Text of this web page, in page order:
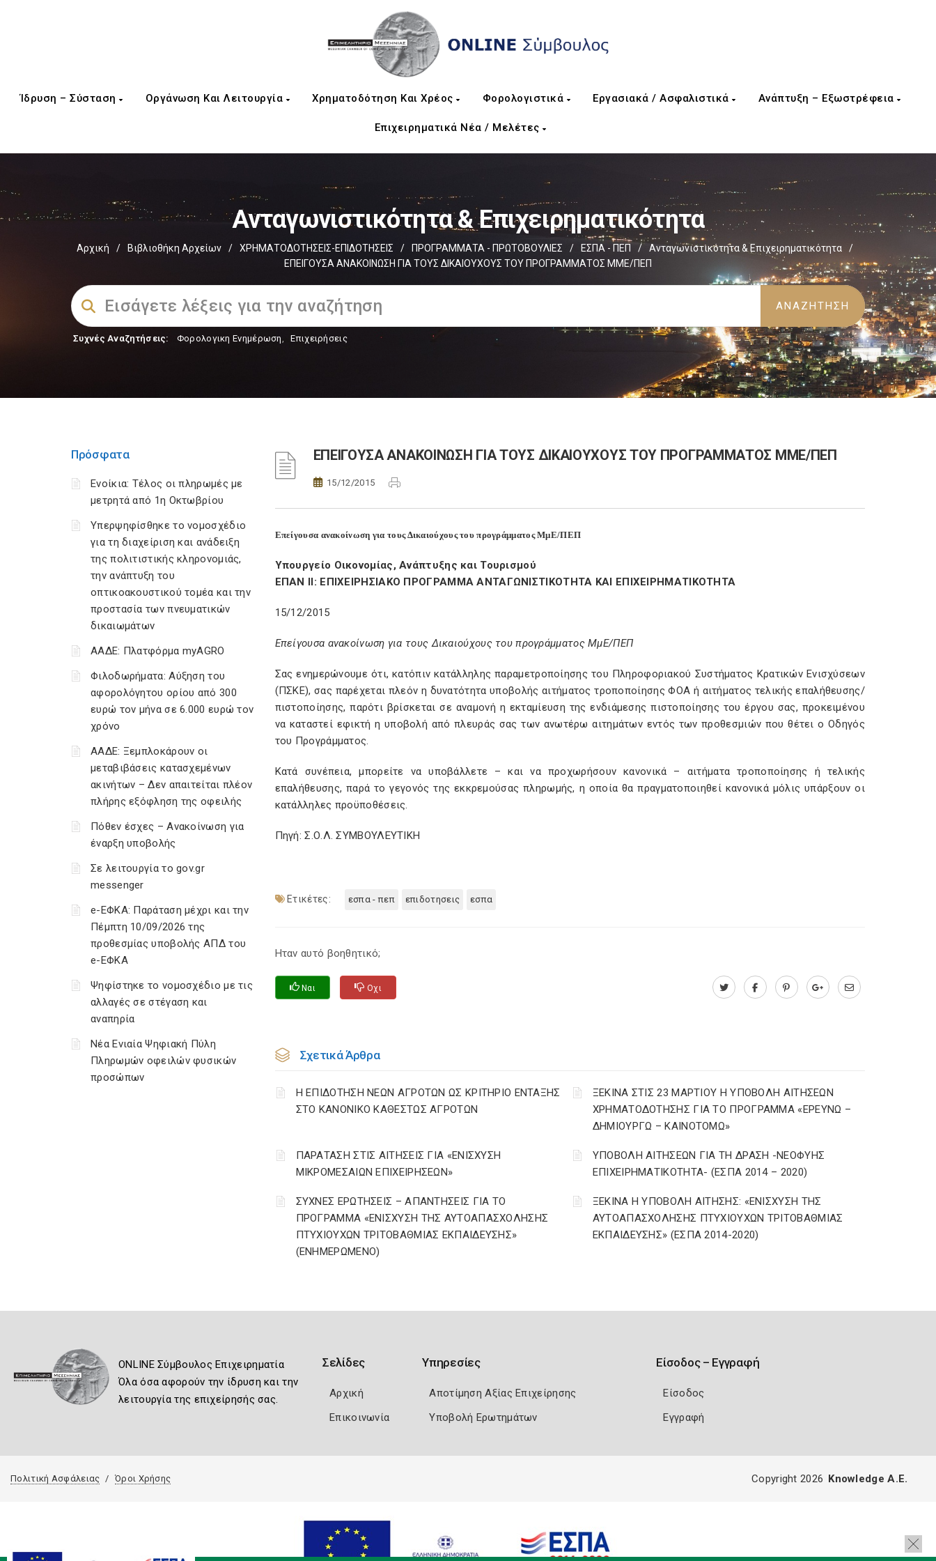
Ίδρυση – Σύσταση Οργάνωση Και Λειτουργία Χρηματοδότηση Και Χρέος Φορολογιστικά Εργασιακά / Ασφαλιστικά Ανάπτυξη – Εξωστρέφεια
Επιχειρηματικά Νέα / Μελέτες
Ανταγωνιστικότητα & Επιχειρηματικότητα
Αρχική / Βιβλιοθήκη Αρχείων / ΧΡΗΜΑΤΟΔΟΤΗΣΕΙΣ-ΕΠΙΔΟΤΗΣΕΙΣ / ΠΡΟΓΡΑΜΜΑΤΑ - ΠΡΩΤΟΒΟΥΛΙΕΣ / ΕΣΠΑ - ΠΕΠ / Ανταγωνιστικότητα & Επιχειρηματικότητα
/
ΕΠΕΙΓΟΥΣΑ ΑΝΑΚΟΙΝΩΣΗ ΓΙΑ ΤΟΥΣ ΔΙΚΑΙΟΥΧΟΥΣ ΤΟΥ ΠΡΟΓΡΑΜΜΑΤΟΣ ΜΜΕ/ΠΕΠ
Συχνές Αναζητήσεις: Φορολογικη Ενημέρωση, Επιχειρήσεις
Πρόσφατα
Ενοίκια: Τέλος οι πληρωμές με
μετρητά από 1η Οκτωβρίου
Υπερψηφίσθηκε το νομοσχέδιο
για τη διαχείριση και ανάδειξη
της πολιτιστικής κληρονομιάς,
την ανάπτυξη του
οπτικοακουστικού τομέα και την
προστασία των πνευματικών
δικαιωμάτων
ΑΑΔΕ: Πλατφόρμα myAGRO
Φιλοδωρήματα: Αύξηση του
αφορολόγητου ορίου από 300
ευρώ τον μήνα σε 6.000 ευρώ τον
χρόνο
ΑΑΔΕ: Ξεμπλοκάρουν οι
μεταβιβάσεις κατασχεμένων
ακινήτων – Δεν απαιτείται πλέον
πλήρης εξόφληση της οφειλής
Πόθεν έσχες – Ανακοίνωση για
έναρξη υποβολής
Σε λειτουργία το gov.gr
messenger
e-ΕΦΚΑ: Παράταση μέχρι και την
Πέμπτη 10/09/2026 της
προθεσμίας υποβολής ΑΠΔ του
e-ΕΦΚΑ
Ψηφίστηκε το νομοσχέδιο με τις
αλλαγές σε στέγαση και
αναπηρία
Νέα Ενιαία Ψηφιακή Πύλη
Πληρωμών οφειλών φυσικών
προσώπων
ΕΠΕΙΓΟΥΣΑ ΑΝΑΚΟΙΝΩΣΗ ΓΙΑ ΤΟΥΣ ΔΙΚΑΙΟΥΧΟΥΣ ΤΟΥ ΠΡΟΓΡΑΜΜΑΤΟΣ ΜΜΕ/ΠΕΠ
15/12/2015
Επείγουσα ανακοίνωση για τους Δικαιούχους του προγράμματος ΜμΕ/ΠΕΠ
Υπουργείο Οικονομίας, Ανάπτυξης και Τουρισμού
ΕΠΑΝ ΙΙ: ΕΠΙΧΕΙΡΗΣΙΑΚΟ ΠΡΟΓΡΑΜΜΑ ΑΝΤΑΓΩΝΙΣΤΙΚΟΤΗΤΑ ΚΑΙ ΕΠΙΧΕΙΡΗΜΑΤΙΚΟΤΗΤΑ
15/12/2015
Επείγουσα ανακοίνωση για τους Δικαιούχους του προγράμματος ΜμΕ/ΠΕΠ
Σας ενημερώνουμε ότι, κατόπιν κατάλληλης παραμετροποίησης του Πληροφοριακού Συστήματος Κρατικών Ενισχύσεων
(ΠΣΚΕ), σας παρέχεται πλεόν η δυνατότητα υποβολής αιτήματος τροποποίησης ΦΟΑ ή αιτήματος τελικής επαλήθευσης/
πιστοποίησης, παρότι βρίσκεται σε αναμονή η εκταμίευση της ενδιάμεσης πιστοποίησης του έργου σας, προκειμένου
να καταστεί εφικτή η υποβολή από πλευράς σας των ανωτέρω αιτημάτων εντός των προθεσμιών που θέτει ο Οδηγός
του Προγράμματος.
Κατά συνέπεια, μπορείτε να υποβάλλετε – και να προχωρήσουν κανονικά – αιτήματα τροποποίησης ή τελικής
επαλήθευσης, παρά το γεγονός της εκκρεμούσας πληρωμής, η οποία θα πραγματοποιηθεί κανονικά μόλις υπάρξουν οι
κατάλληλες προϋποθέσεις.
Πηγή: Σ.Ο.Λ. ΣΥΜΒΟΥΛΕΥΤΙΚΗ
Ετικέτες: εσπα - πεπ επιδοτησεις εσπα
Ηταν αυτό βοηθητικό;
Ναι Οχι
Σχετικά Άρθρα
Η ΕΠΙΔΟΤΗΣΗ ΝΕΩΝ ΑΓΡΟΤΩΝ ΩΣ ΚΡΙΤΗΡΙΟ ΕΝΤΑΞΗΣ
ΣΤΟ ΚΑΝΟΝΙΚΟ ΚΑΘΕΣΤΩΣ ΑΓΡΟΤΩΝ
ΞΕΚΙΝΑ ΣΤΙΣ 23 ΜΑΡΤΙΟΥ Η ΥΠΟΒΟΛΗ ΑΙΤΗΣΕΩΝ
ΧΡΗΜΑΤΟΔΟΤΗΣΗΣ ΓΙΑ ΤΟ ΠΡΟΓΡΑΜΜΑ «ΕΡΕΥΝΩ –
ΔΗΜΙΟΥΡΓΩ – ΚΑΙΝΟΤΟΜΩ»
ΠΑΡΑΤΑΣΗ ΣΤΙΣ ΑΙΤΗΣΕΙΣ ΓΙΑ «ΕΝΙΣΧΥΣΗ
ΜΙΚΡΟΜΕΣΑΙΩΝ ΕΠΙΧΕΙΡΗΣΕΩΝ»
ΥΠΟΒΟΛΗ ΑΙΤΗΣΕΩΝ ΓΙΑ ΤΗ ΔΡΑΣΗ -ΝΕΟΦΥΗΣ
ΕΠΙΧΕΙΡΗΜΑΤΙΚΟΤΗΤΑ- (ΕΣΠΑ 2014 – 2020)
ΣΥΧΝΕΣ ΕΡΩΤΗΣΕΙΣ – ΑΠΑΝΤΗΣΕΙΣ ΓΙΑ ΤΟ
ΠΡΟΓΡΑΜΜΑ «ΕΝΙΣΧΥΣΗ ΤΗΣ ΑΥΤΟΑΠΑΣΧΟΛΗΣΗΣ
ΠΤΥΧΙΟΥΧΩΝ ΤΡΙΤΟΒΑΘΜΙΑΣ ΕΚΠΑΙΔΕΥΣΗΣ»
(ΕΝΗΜΕΡΩΜΕΝΟ)
ΞΕΚΙΝΑ Η ΥΠΟΒΟΛΗ ΑΙΤΗΣΗΣ: «ΕΝΙΣΧΥΣΗ ΤΗΣ
ΑΥΤΟΑΠΑΣΧΟΛΗΣΗΣ ΠΤΥΧΙΟΥΧΩΝ ΤΡΙΤΟΒΑΘΜΙΑΣ
ΕΚΠΑΙΔΕΥΣΗΣ» (ΕΣΠΑ 2014-2020)
ONLINE Σύμβουλος Επιχειρηματία
Όλα όσα αφορούν την ίδρυση και την
λειτουργία της επιχείρησής σας.
Σελίδες
Αρχική
Επικοινωνία
Υπηρεσίες
Αποτίμηση Αξίας Επιχείρησης
Υποβολή Ερωτημάτων
Είσοδος – Εγγραφή
Είσοδος
Εγγραφή
Πολιτική Ασφάλειας Όροι Χρήσης Copyright 2026 Knowledge A.E.